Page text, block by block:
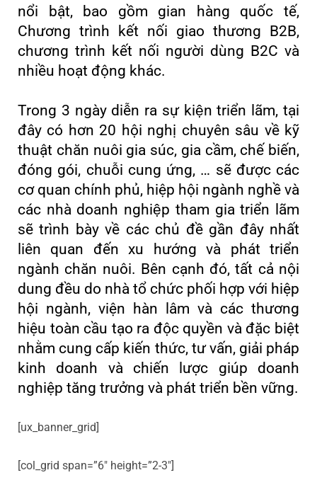
nổi bật, bao gồm gian hàng quốc tế,
Chương trình kết nối giao thương B2B,
chương trình kết nối người dùng B2C và
nhiều hoạt động khác.
Trong 3 ngày diễn ra sự kiện triển lãm, tại
đây có hơn 20 hội nghị chuyên sâu về kỹ
thuật chăn nuôi gia súc, gia cầm, chế biến,
đóng gói, chuỗi cung ứng, … sẽ được các
cơ quan chính phủ, hiệp hội ngành nghề và
các nhà doanh nghiệp tham gia triển lãm
sẽ trình bày về các chủ đề gần đây nhất
liên quan đến xu hướng và phát triển
ngành chăn nuôi. Bên cạnh đó, tất cả nội
dung đều do nhà tổ chức phối hợp với hiệp
hội ngành, viện hàn lâm và các thương
hiệu toàn cầu tạo ra độc quyền và đặc biệt
nhằm cung cấp kiến ​​thức, tư vấn, giải pháp
kinh doanh và chiến lược giúp doanh
nghiệp tăng trưởng và phát triển bền vững.
[ux_banner_grid]
[col_grid span=”6″ height=”2-3″]